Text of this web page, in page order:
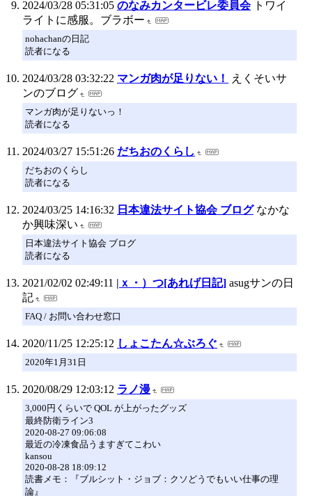
2024/03/28 05:31:05 のなみカンタービレ委員会 トワイ
ライトに感服。ブラボー
nohachanの日記
読者になる
2024/03/28 03:32:22 マンガ肉が足りない！
えくそいサ
ンのブログ
マンガ肉が足りないっ！
読者になる
2024/03/27 15:51:26 だちおのくらし
だちおのくらし
読者になる
2024/03/25 14:16:32 日本違法サイト協会 ブログ なかな
か興味深い
日本違法サイト協会 ブログ
読者になる
2021/02/02 02:49:11 |ｘ・）つ[あれげ日記] asugサンの日
記
FAQ / お問い合わせ窓口
2020/11/25 12:25:12 しょこたん☆ぶろぐ
2020年1月31日
2020/08/29 12:03:12 ラノ漫
3,000円くらいで QOL が上がったグッズ
最終防衛ライン3
2020-08-27 09:06:08
最近の冷凍食品うますぎてこわい
kansou
2020-08-28 18:09:12
読書メモ：『ブルシット・ジョブ：クソどうでもいい仕事の理
論』